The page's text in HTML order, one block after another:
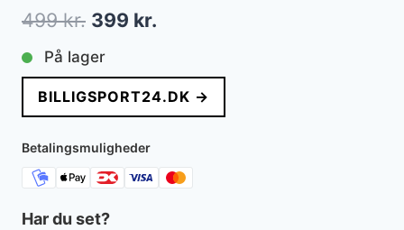
499kr. Den
oprindelige
pris
var:
499 kr..
399 kr.
pris
er:
På lager
BILLIGSPORT24.DK →
Betalingsmuligheder
Har du set?